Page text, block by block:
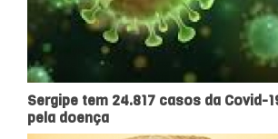
Sergipe tem 24.817 casos da Covid-
pela doença